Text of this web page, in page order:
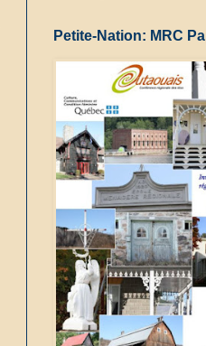
Petite-Nation: MRC